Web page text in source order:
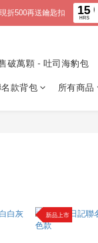
破萬顆 - 吐司海豹包
款背包 所有商品
新品上市
折500再送鑰匙扣 15
HRS